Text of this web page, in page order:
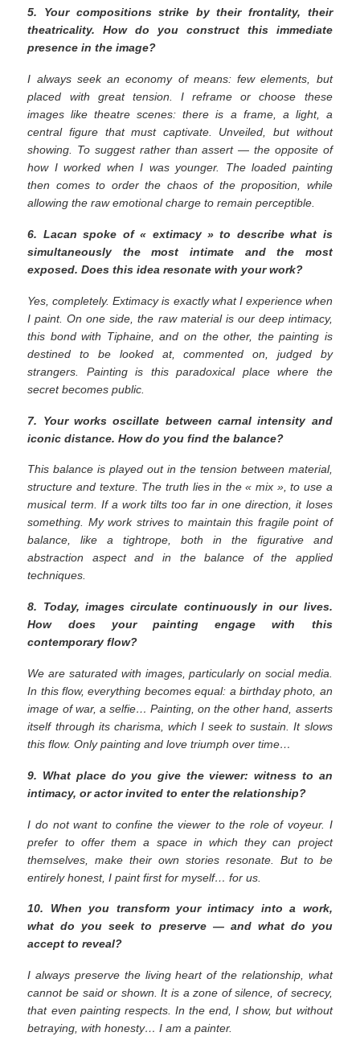
5. Your compositions strike by their frontality, their
theatricality. How do you construct this immediate
presence in the image?
I always seek an economy of means: few elements, but
placed with great tension. I reframe or choose these
images like theatre scenes: there is a frame, a light, a
central figure that must captivate. Unveiled, but without
showing. To suggest rather than assert — the opposite of
how I worked when I was younger. The loaded painting
then comes to order the chaos of the proposition, while
allowing the raw emotional charge to remain perceptible.
6. Lacan spoke of « extimacy » to describe what is
simultaneously the most intimate and the most
exposed. Does this idea resonate with your work?
Yes, completely. Extimacy is exactly what I experience when
I paint. On one side, the raw material is our deep intimacy,
this bond with Tiphaine, and on the other, the painting is
destined to be looked at, commented on, judged by
strangers. Painting is this paradoxical place where the
secret becomes public.
7. Your works oscillate between carnal intensity and
iconic distance. How do you find the balance?
This balance is played out in the tension between material,
structure and texture. The truth lies in the « mix », to use a
musical term. If a work tilts too far in one direction, it loses
something. My work strives to maintain this fragile point of
balance, like a tightrope, both in the figurative and
abstraction aspect and in the balance of the applied
techniques.
8. Today, images circulate continuously in our lives.
How does your painting engage with this
contemporary flow?
We are saturated with images, particularly on social media.
In this flow, everything becomes equal: a birthday photo, an
image of war, a selfie… Painting, on the other hand, asserts
itself through its charisma, which I seek to sustain. It slows
this flow. Only painting and love triumph over time…
9. What place do you give the viewer: witness to an
intimacy, or actor invited to enter the relationship?
I do not want to confine the viewer to the role of voyeur. I
prefer to offer them a space in which they can project
themselves, make their own stories resonate. But to be
entirely honest, I paint first for myself… for us.
10. When you transform your intimacy into a work,
what do you seek to preserve — and what do you
accept to reveal?
I always preserve the living heart of the relationship, what
cannot be said or shown. It is a zone of silence, of secrecy,
that even painting respects. In the end, I show, but without
betraying, with honesty… I am a painter.